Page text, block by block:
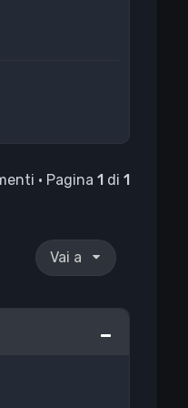
• Pagina1 di1
Vai a